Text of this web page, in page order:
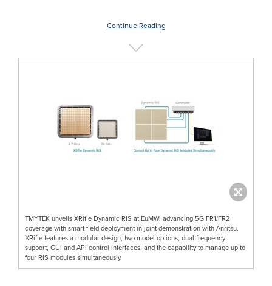
Continue Reading
TMYTEK unveils XRifle Dynamic RIS at EuMW, advancing 5G FR1/FR2
coverage with smart field deployment in joint demonstration with Anritsu.
XRifle features a modular design, two model options, dual-frequency
support, GUI and API control interfaces, and the capability to manage up to
four RIS modules simultaneously.